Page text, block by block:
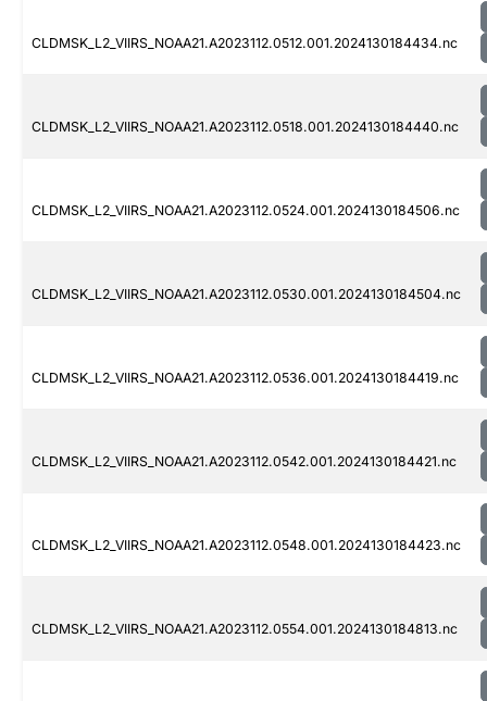
CLDMSK_L2_VIIRS_NOAA21.A2023112.0512.001.2024130184434.nc
CLDMSK_L2_VIIRS_NOAA21.A2023112.0518.001.2024130184440.nc
CLDMSK_L2_VIIRS_NOAA21.A2023112.0524.001.2024130184506.nc
CLDMSK_L2_VIIRS_NOAA21.A2023112.0530.001.2024130184504.nc
CLDMSK_L2_VIIRS_NOAA21.A2023112.0536.001.2024130184419.nc
CLDMSK_L2_VIIRS_NOAA21.A2023112.0542.001.2024130184421.nc
CLDMSK_L2_VIIRS_NOAA21.A2023112.0548.001.2024130184423.nc
CLDMSK_L2_VIIRS_NOAA21.A2023112.0554.001.2024130184813.nc